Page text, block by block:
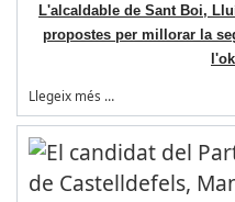
L'alcaldable de Sant Boi,
propostes per millorar la
Llegeix més …